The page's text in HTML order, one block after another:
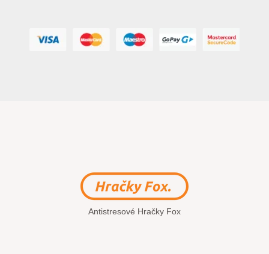
Antistresové Hračky Fox